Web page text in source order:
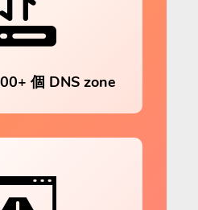
個 DNS zone